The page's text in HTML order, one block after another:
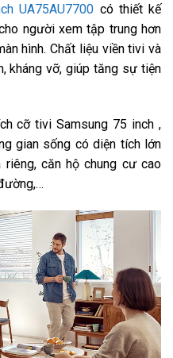
Enhancer
thanh
UA75AU7700 có thiết kế
người xem tập trung hơn
hình. Chất liệu viền tivi và
kháng vỡ, giúp tăng sự tiện
cỡ tivi Samsung 75 inch ,
gian sống có diện tích lớn
riêng, căn hộ chung cư cao